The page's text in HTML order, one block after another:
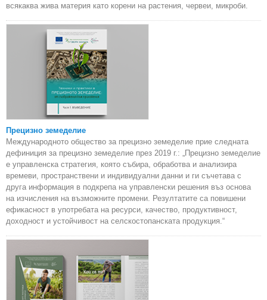
всякаква жива материя като корени на растения, червеи, микроби.
Прецизно земеделие
Международното общество за прецизно земеделие прие следната
дефиниция за прецизно земеделие през 2019 г.: „Прецизно земеделие
е управленска стратегия, която събира, обработва и анализира
времеви, пространствени и индивидуални данни и ги съчетава с
друга информация в подкрепа на управленски решения въз основа
на изчисления на възможните промени. Резултатите са повишени
ефикасност в употребата на ресурси, качество, продуктивност,
доходност и устойчивост на селскостопанската продукция.“